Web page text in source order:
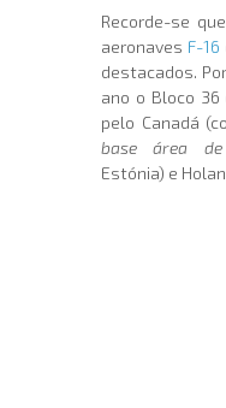
Recorde-se
aeronaves F-16
destacados.
ano o Bloco 36
pelo Canadá
base área de
Estónia) e